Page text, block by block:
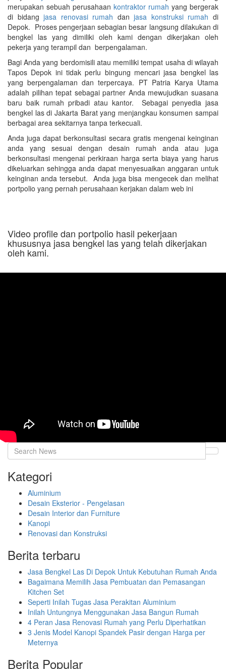
merupakan sebuah perusahaan kontraktor rumah yang bergerak
di bidangjasa renovasi rumah danjasa konstruksi rumah di
Depok. Proses pengerjaan sebagian besar langsung dilakukan di
bengkel las yang dimiliki oleh kami dengan dikerjakan oleh
pekerja yang terampil dan berpengalaman.
Bagi Anda yang berdomisili atau memiliki tempat usaha di wilayah
Tapos Depok ini tidak perlu bingung mencari jasa bengkel las
yang berpengalaman dan terpercaya. PT Patria Karya Utama
adalah pilihan tepat sebagai partner Anda mewujudkan suasana
baru baik rumah pribadi atau kantor. Sebagai penyedia jasa
bengkel las di Jakarta Barat yang menjangkau konsumen sampai
berbagai area sekitarnya tanpa terkecuali.
Anda juga dapat berkonsultasi secara gratis mengenai keinginan
anda yang sesuai dengan desain rumah anda atau juga
berkonsultasi mengenai perkiraan harga serta biaya yang harus
dikeluarkan sehingga anda dapat menyesuaikan anggaran untuk
keinginan anda tersebut. Anda juga bisa mengecek dan melihat
portpolio yang pernah perusahaan kerjakan dalam web ini
Video profile dan portpolio hasil pekerjaan
khususnya jasa bengkel las yang telah dikerjakan
oleh kami.
Kategori
Aluminium
Desain Eksterior - Pengelasan
Desain Interior dan Furniture
Kanopi
Renovasi dan Konstruksi
Berita terbaru
Jasa Bengkel Las Di Depok Untuk Kebutuhan Rumah Anda
Bagaimana Memilih Jasa Pembuatan dan Pemasangan
Kitchen Set
Seperti Inilah Tugas Jasa Perakitan Aluminium
Inilah Untungnya Menggunakan Jasa Bangun Rumah
4 Peran Jasa Renovasi Rumah yang Perlu Diperhatikan
3 Jenis Model Kanopi Spandek Pasir dengan Harga per
Meternya
Berita Popular